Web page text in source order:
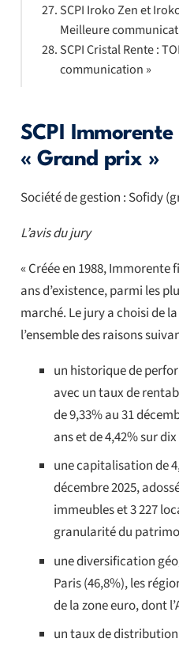
SCPI Immorente
« Grand prix »
Société de gestion : Sofidy
L’avis du jury
« Créée en 1988,
ans d’existence, parmi les
marché. Le jury a choisi de
l’ensemble des raisons
un historique de
avec un taux de
de 9,33% au 31
ans et de 4,42% sur
une capitalisation de
décembre 2025,
immeubles et 3 227
granularité du
une diversification
Paris (46,8%), les
de la zone euro, dont
un taux de
SCPI Iroko Zen et
Meilleure
SCPI Cristal Rente :
communication »